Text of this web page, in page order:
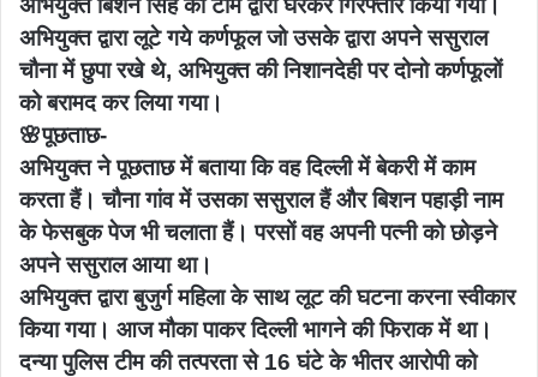
अभियुक्त बिशन सिंह को टीम द्वारा घेरकर गिरफ्तार किया गया।
अभियुक्त द्वारा लूटे गये कर्णफूल जो उसके द्वारा अपने ससुराल
चौना में छुपा रखे थे, अभियुक्त की निशानदेही पर दोनो कर्णफूलों
को बरामद कर लिया गया।
🌸पूछताछ-
अभियुक्त ने पूछताछ में बताया कि वह दिल्ली में बेकरी में काम
करता हैं। चौना गांव में उसका ससुराल हैं और बिशन पहाड़ी नाम
के फेसबुक पेज भी चलाता हैं। परसों वह अपनी पत्नी को छोड़ने
अपने ससुराल आया था।
अभियुक्त द्वारा बुजुर्ग महिला के साथ लूट की घटना करना स्वीकार
किया गया। आज मौका पाकर दिल्ली भागने की फिराक में था।
दन्या पुलिस टीम की तत्परता से 16 घंटे के भीतर आरोपी को